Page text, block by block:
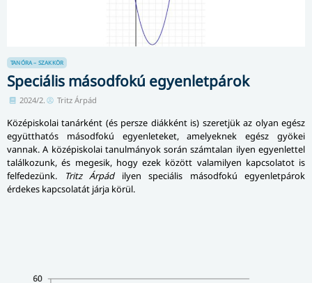
TANÓRA – SZAKKÖR
Speciális másodfokú egyenletpárok
2024/2. Tritz Árpád
Középiskolai tanárként (és persze diákként is) szeretjük az olyan egész
együtthatós másodfokú egyenleteket, amelyeknek egész gyökei
vannak. A középiskolai tanulmányok során számtalan ilyen egyenlettel
találkozunk, és megesik, hogy ezek között valamilyen kapcsolatot is
felfedezünk.
Tritz Árpádilyen speciális másodfokú egyenletpárok
érdekes kapcsolatát járja körül.